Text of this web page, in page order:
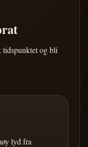
tidspunktet og bli
lyd fra